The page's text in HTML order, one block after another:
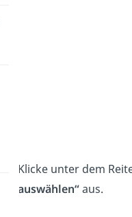
Klicke unter dem
auswählen“aus.